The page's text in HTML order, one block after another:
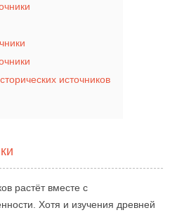
источников
растёт вместе с
Хотя и изучения древней